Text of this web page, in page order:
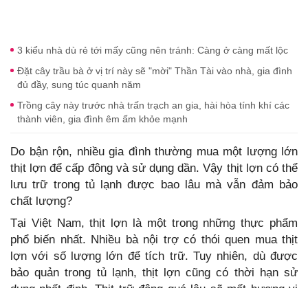
3 kiểu nhà dù rẻ tới mấy cũng nên tránh: Càng ở càng mất lộc
Đặt cây trầu bà ở vị trí này sẽ "mời" Thần Tài vào nhà, gia đình
đủ đầy, sung túc quanh năm
Trồng cây này trước nhà trấn trạch an gia, hài hòa tính khí các
thành viên, gia đình êm ấm khỏe mạnh
Do bận rộn, nhiều gia đình thường mua một lượng lớn
thịt lợn để cấp đông và sử dụng dần. Vậy thịt lợn có thể
lưu trữ trong tủ lạnh được bao lâu mà vẫn đảm bảo
chất lượng?
Tại Việt Nam, thịt lợn là một trong những thực phẩm
phổ biến nhất. Nhiều bà nội trợ có thói quen mua thịt
lợn với số lượng lớn để tích trữ. Tuy nhiên, dù được
bảo quản trong tủ lạnh, thịt lợn cũng có thời hạn sử